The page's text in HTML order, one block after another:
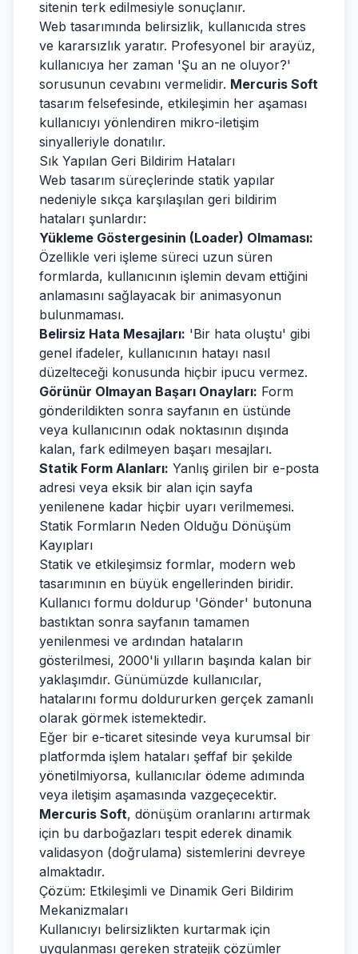
sitenin terk edilmesiyle sonuçlanır.
Web tasarımında belirsizlik, kullanıcıda stres
ve kararsızlık yaratır. Profesyonel bir arayüz,
kullanıcıya her zaman 'Şu an ne oluyor?'
sorusunun cevabını vermelidir. Mercuris Soft
tasarım felsefesinde, etkileşimin her aşaması
kullanıcıyı yönlendiren mikro-iletişim
sinyalleriyle donatılır.
Sık Yapılan Geri Bildirim Hataları
Web tasarım süreçlerinde statik yapılar
nedeniyle sıkça karşılaşılan geri bildirim
hataları şunlardır:
Yükleme Göstergesinin (Loader) Olmaması:
Özellikle veri işleme süreci uzun süren
formlarda, kullanıcının işlemin devam ettiğini
anlamasını sağlayacak bir animasyonun
bulunmaması.
Belirsiz Hata Mesajları: 'Bir hata oluştu' gibi
genel ifadeler, kullanıcının hatayı nasıl
düzelteceği konusunda hiçbir ipucu vermez.
Görünür Olmayan Başarı Onayları: Form
gönderildikten sonra sayfanın en üstünde
veya kullanıcının odak noktasının dışında
kalan, fark edilmeyen başarı mesajları.
Statik Form Alanları: Yanlış girilen bir e-posta
adresi veya eksik bir alan için sayfa
yenilenene kadar hiçbir uyarı verilmemesi.
Statik Formların Neden Olduğu Dönüşüm
Kayıpları
Statik ve etkileşimsiz formlar, modern web
tasarımının en büyük engellerinden biridir.
Kullanıcı formu doldurup 'Gönder' butonuna
bastıktan sonra sayfanın tamamen
yenilenmesi ve ardından hataların
gösterilmesi, 2000'li yılların başında kalan bir
yaklaşımdır. Günümüzde kullanıcılar,
hatalarını formu doldururken gerçek zamanlı
olarak görmek istemektedir.
Eğer bir e-ticaret sitesinde veya kurumsal bir
platformda işlem hataları şeffaf bir şekilde
yönetilmiyorsa, kullanıcılar ödeme adımında
veya iletişim aşamasında vazgeçecektir.
Mercuris Soft, dönüşüm oranlarını artırmak
için bu darboğazları tespit ederek dinamik
validasyon (doğrulama) sistemlerini devreye
almaktadır.
Çözüm: Etkileşimli ve Dinamik Geri Bildirim
Mekanizmaları
Kullanıcıyı belirsizlikten kurtarmak için
uygulanması gereken stratejik çözümler